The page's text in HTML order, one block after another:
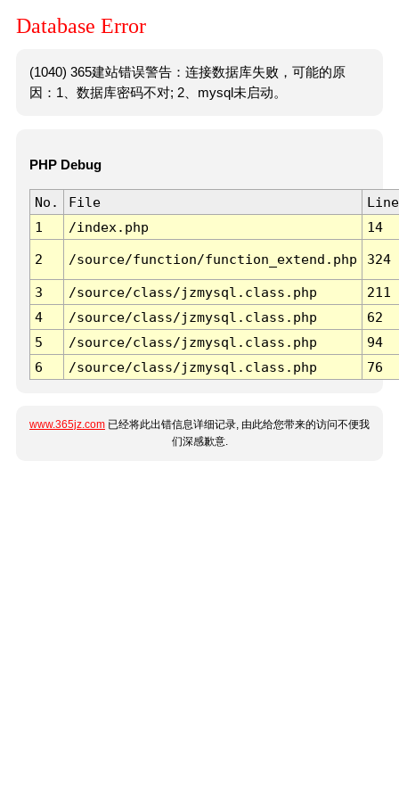
Database Error
(1040) 365建站错误警告：连接数据库失败，可能的原
因：1、数据库密码不对; 2、mysql未启动。
PHP Debug
No. File
Line
1
/index.php 14
2 /source/function/function_extend.php 324
3 /source/class/jzmysql.class.php
211
4
/source/class/jzmysql.class.php
62
5
/source/class/jzmysql.class.php
94
6
/source/class/jzmysql.class.php 76
www.365jz.com 已经将此出错信息详细记录, 由此给您带来的访问不便我
们深感歉意.